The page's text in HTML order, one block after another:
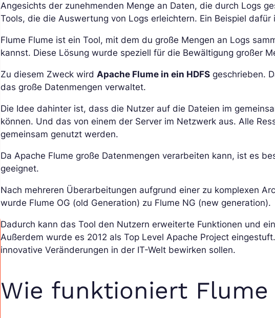
Angesichts der zunehmenden Menge an Daten, die durch Logs
Tools, die die Auswertung von Logs erleichtern. Ein Beispiel dafür
Flume Flume ist ein Tool, mit dem du große Mengen an Logs
kannst. Diese Lösung wurde speziell für die Bewältigung großer
Zu diesem Zweck wirdApache Flume in ein HDFS geschrieben.
das große Datenmengen verwaltet.
Die Idee dahinter ist, dass die Nutzer auf die Dateien im
können. Und das von einem der Server im Netzwerk aus. Alle
gemeinsam genutzt werden.
Da Apache Flume große Datenmengen verarbeiten kann, ist es
geeignet.
Nach mehreren Überarbeitungen aufgrund einer zu komplexen
wurde Flume OG (old Generation) zu Flume NG (new generation).
Dadurch kann das Tool den Nutzern erweiterte Funktionen und
Außerdem wurde es 2012 als Top Level Apache Project
innovative Veränderungen in der IT-Welt bewirken sollen.
Wie funktioniert Flume